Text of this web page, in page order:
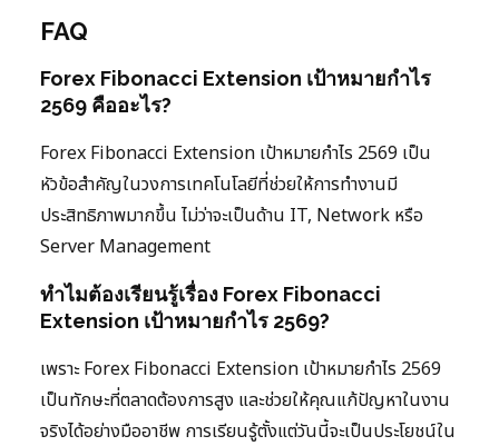
FAQ
Forex Fibonacci Extension เป้าหมายกำไร
2569 คืออะไร?
Forex Fibonacci Extension เป้าหมายกำไร 2569 เป็น
หัวข้อสำคัญในวงการเทคโนโลยีที่ช่วยให้การทำงานมี
ประสิทธิภาพมากขึ้น ไม่ว่าจะเป็นด้าน IT, Network หรือ
Server Management
ทำไมต้องเรียนรู้เรื่อง Forex Fibonacci
Extension เป้าหมายกำไร 2569?
เพราะ Forex Fibonacci Extension เป้าหมายกำไร 2569
เป็นทักษะที่ตลาดต้องการสูง และช่วยให้คุณแก้ปัญหาในงาน
จริงได้อย่างมืออาชีพ การเรียนรู้ตั้งแต่วันนี้จะเป็นประโยชน์ใน